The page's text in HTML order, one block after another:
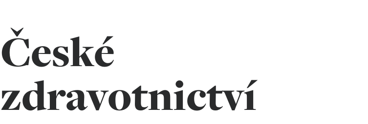
České
zdravotnictví